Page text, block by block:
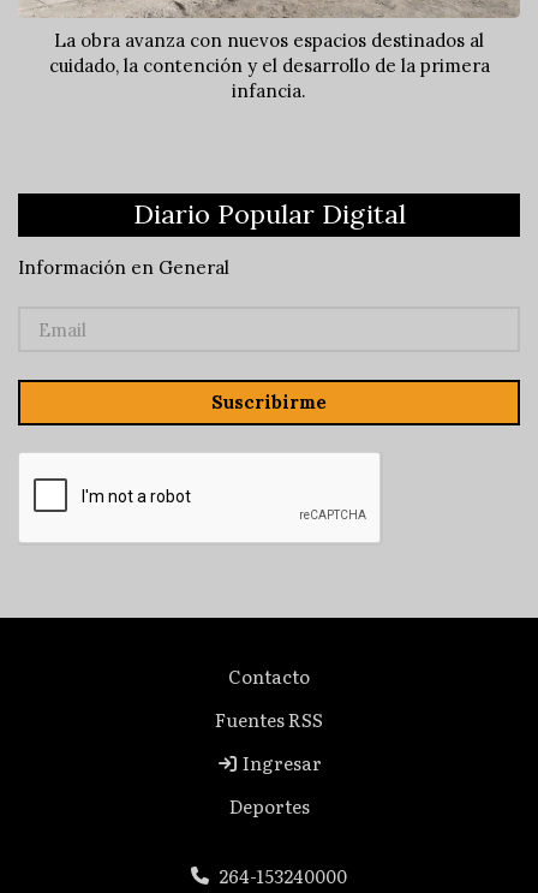
La obra avanza con nuevos espacios destinados al
cuidado, la contención y el desarrollo de la primera
infancia.
Diario Popular Digital
Información en General
Suscribirme
Contacto
Fuentes RSS
Ingresar
Deportes
264-153240000